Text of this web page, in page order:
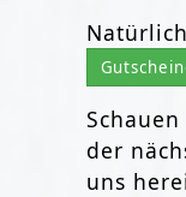
der
uns